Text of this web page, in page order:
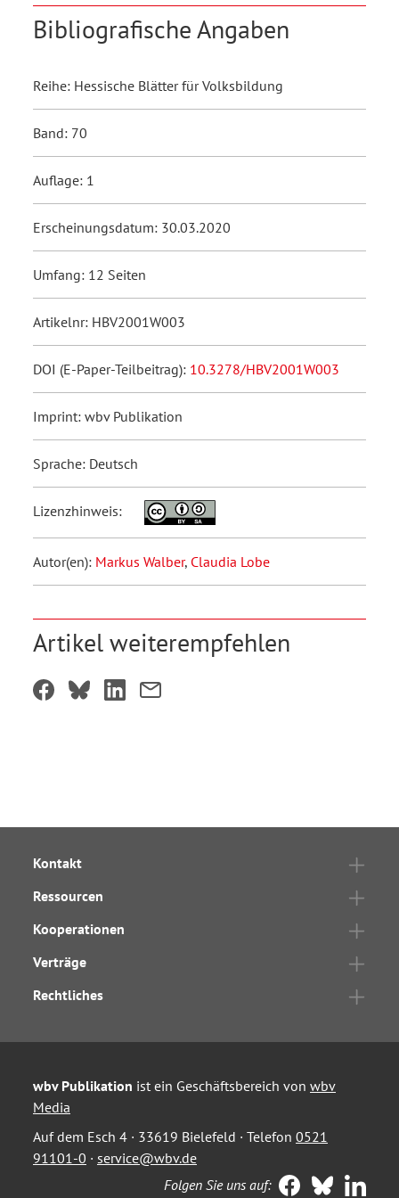
Bibliografische Angaben
Reihe: Hessische Blätter für Volksbildung
Band: 70
Auflage: 1
Erscheinungsdatum: 30.03.2020
Umfang: 12 Seiten
Artikelnr: HBV2001W003
DOI (E-Paper-Teilbeitrag): 10.3278/HBV2001W003
Imprint: wbv Publikation
Sprache: Deutsch
Lizenzhinweis:
Autor(en): Markus Walber, Claudia Lobe
Artikel weiterempfehlen
Kontakt
Ressourcen
Kooperationen
Verträge
Rechtliches
wbv Publikation ist ein Geschäftsbereich von wbv
Media
Auf dem Esch 4 · 33619 Bielefeld · Telefon 0521
91101-0 · service@wbv.de
Folgen Sie uns auf: